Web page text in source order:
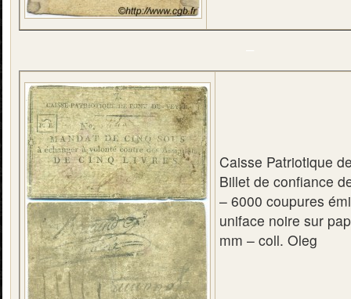
Caisse Patriotique
Billet de confiance
– 6000 coupures
uniface noire sur
mm – coll. Oleg